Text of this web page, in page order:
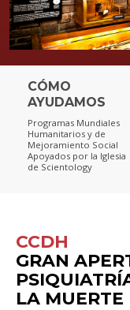
CÓMO
AYUDAMOS
Programas Mundiales
Humanitarios y de
Mejoramiento Social
Apoyados por la Iglesia
de Scientology
CCDH
GRAN
LA MUERTE